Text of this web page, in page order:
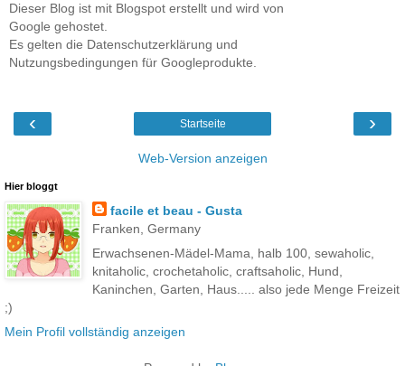
Dieser Blog ist mit Blogspot erstellt und wird von
Google gehostet.
Es gelten die Datenschutzerklärung und
Nutzungsbedingungen für Googleprodukte.
‹ ›
Startseite
Web-Version anzeigen
Hier bloggt
facile et beau - Gusta
Franken, Germany
Erwachsenen-Mädel-Mama, halb 100, sewaholic,
knitaholic, crochetaholic, craftsaholic, Hund,
Kaninchen, Garten, Haus..... also jede Menge Freizeit
;)
Mein Profil vollständig anzeigen